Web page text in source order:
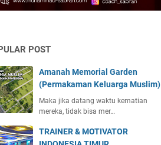
POST
Amanah Memorial Garden
(Permakaman Keluarga Muslim)
Maka jika datang waktu kematian
mereka, tidak bisa mer…
TRAINER & MOTIVATOR